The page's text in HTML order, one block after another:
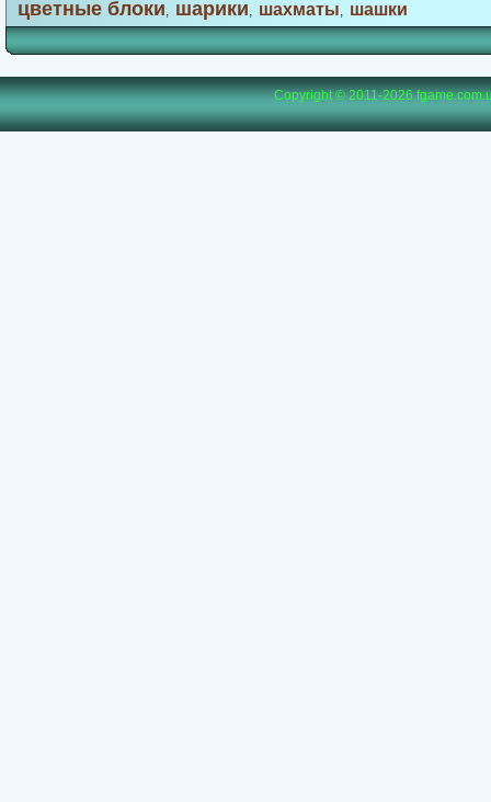
цветные блоки, шарики, шахматы, шашки
Copyright © 2011-2026